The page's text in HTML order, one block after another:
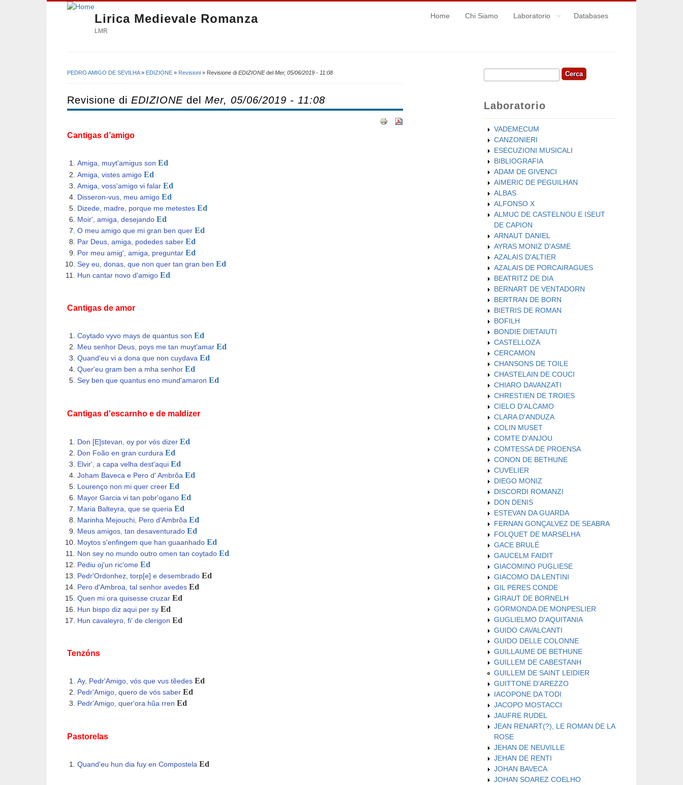
Lirica Medievale Romanza
LMR
Home Chi Siamo Laboratorio Databases
PEDRO AMIGO DE SEVILHA» EDIZIONE » Revisioni » Revisione di EDIZIONEdel Mer, 05/06/2019 - 11:08
Revisione di EDIZIONE del Mer, 05/06/2019 - 11:08
Cantigas d’amigo
Amiga, muyt'amigus son Ed
Amiga, vistes amigo Ed
Amiga, voss'amigo vi falar Ed
Disseron-vus, meu amigo Ed
Dizede, madre, porque me metestes Ed
Moir', amiga, desejando Ed
O meu amigo que mi gran ben quer Ed
Par Deus, amiga, podedes saber Ed
Por meu amig', amiga, preguntar Ed
Sey eu, donas, que non quer tan gran ben Ed
Hun cantar novo d'amigo Ed
Cantigas de amor
Coytado vyvo mays de quantus son Ed
Meu senhor Deus, poys me tan muyt'amar Ed
Quand'eu vi a dona que non cuydava Ed
Quer'eu gram ben a mha senhor Ed
Sey ben que quantus eno mund'amaron Ed
Cantigas d'escarnho e de maldizer
Don [E]stevan, oy por vós dizer Ed
Don Foão en gran curdura Ed
Elvir', a capa velha dest'aqui Ed
Joham Baveca e Pero d' Ambrõa Ed
Lourenço non mi quer creer Ed
Mayor Garcia vi tan pobr'ogano Ed
Maria Balteyra, que se queria Ed
Marinha Mejouchi, Pero d'Ambrõa Ed
Meus amigos, tan desaventurado Ed
Moytos s'enfingem que han guaanhado Ed
Non sey no mundo outro omen tan coytado Ed
Pediu oj'un ric'ome Ed
Pedr'Ordonhez, torp[e] e desembrado Ed
Pero d'Ambroa, tal senhor avedes Ed
Quen mi ora quisesse cruzar Ed
Hun bispo diz aqui per sy Ed
Hun cavaleyro, fi' de clerigon Ed
Tenzóns
Ay, Pedr'Amigo, vós que vus tẽedes Ed
Pedr'Amigo, quero de vós saber Ed
Pedr'Amigo, quer'ora hũa rren Ed
Pastorelas
Quand'eu hun dia fuy en Compostela Ed
Form di ricerca
Cerca
Laboratorio
VADEMECUM
CANZONIERI
ESECUZIONI MUSICALI
BIBLIOGRAFIA
ADAM DE GIVENCI
AIMERIC DE PEGUILHAN
ALBAS
ALFONSO X
ALMUC DE CASTELNOU E ISEUT
DE CAPION
ARNAUT DANIEL
AYRAS MONIZ D'ASME
AZALAIS D'ALTIER
AZALAIS DE PORCAIRAGUES
BEATRITZ DE DIA
BERNART DE VENTADORN
BERTRAN DE BORN
BIETRIS DE ROMAN
BOFILH
BONDIE DIETAIUTI
CASTELLOZA
CERCAMON
CHANSONS DE TOILE
CHASTELAIN DE COUCI
CHIARO DAVANZATI
CHRESTIEN DE TROIES
CIELO D'ALCAMO
CLARA D'ANDUZA
COLIN MUSET
COMTE D'ANJOU
COMTESSA DE PROENSA
CONON DE BETHUNE
CUVELIER
DIEGO MONIZ
DISCORDI ROMANZI
DON DENIS
ESTEVAN DA GUARDA
FERNAN GONÇALVEZ DE SEABRA
FOLQUET DE MARSELHA
GACE BRULÉ
GAUCELM FAIDIT
GIACOMINO PUGLIESE
GIACOMO DA LENTINI
GIL PERES CONDE
GIRAUT DE BORNELH
GORMONDA DE MONPESLIER
GUGLIELMO D'AQUITANIA
GUIDO CAVALCANTI
GUIDO DELLE COLONNE
GUILLAUME DE BETHUNE
GUILLEM DE CABESTANH
GUILLEM DE SAINT LEIDIER
GUITTONE D'AREZZO
IACOPONE DA TODI
JACOPO MOSTACCI
JAUFRE RUDEL
JEAN RENART(?), LE ROMAN DE LA
ROSE
JEHAN DE NEUVILLE
JEHAN DE RENTI
JOHAN BAVECA
JOHAN SOAREZ COELHO